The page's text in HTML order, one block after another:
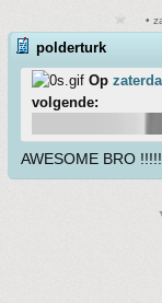
•
polderturk
Op
volgende:
AWESOME BRO !!!!!